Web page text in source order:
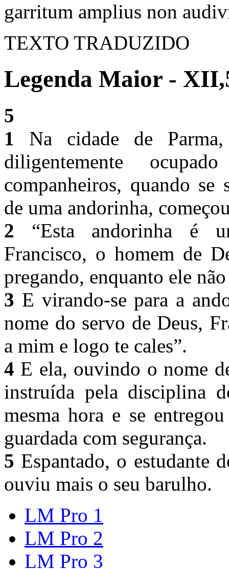
garritum amplius non
TEXTO TRADUZIDO
Legenda Maior -
5
1 Na cidade de
diligentemente
companheiros, quando
de uma andorinha,
2 “Esta andorinha é
Francisco, o homem de
pregando, enquanto ele
3 E virando-se para a
nome do servo de Deus,
a mim e logo te cales”.
4 E ela, ouvindo o nome
instruída pela disciplina
mesma hora e se
guardada com segurança.
5 Espantado, o estudante
ouviu mais o seu barulho.
LM Pro 1
LM Pro 2
LM Pro 3